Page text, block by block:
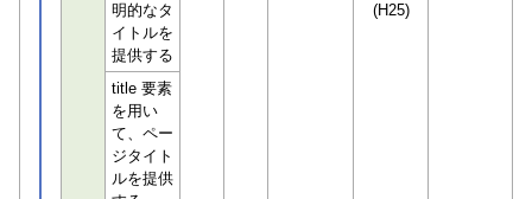
明的なタ
イトルを
提供する
(H25)
title 要素
を用い
て、ペー
ジタイト
ルを提供